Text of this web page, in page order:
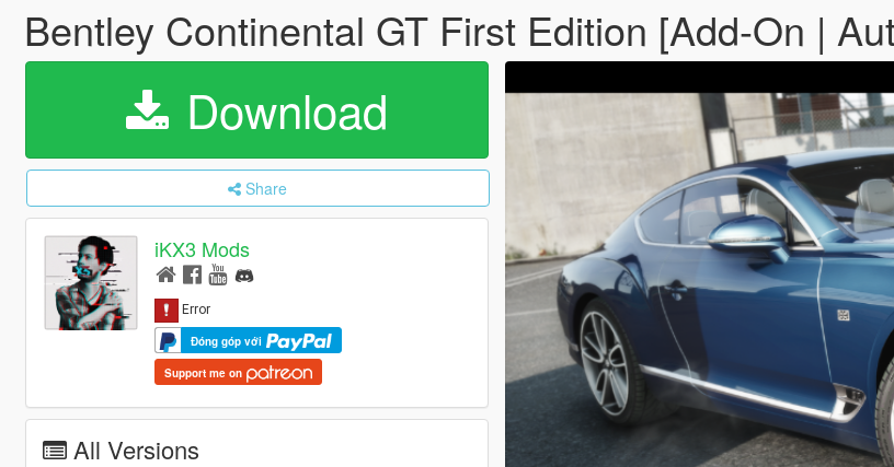
Bentley Continental GT First Edition [Add-On |
Download
Share
iKX3 Mods
Đóng góp với
Support me on
All Versions